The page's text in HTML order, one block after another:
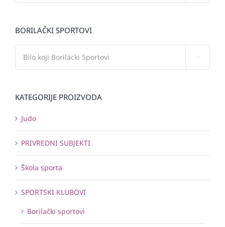
BORILAČKI SPORTOVI
KATEGORIJE PROIZVODA
Judo
PRIVREDNI SUBJEKTI
Škola sporta
SPORTSKI KLUBOVI
Borilački sportovi